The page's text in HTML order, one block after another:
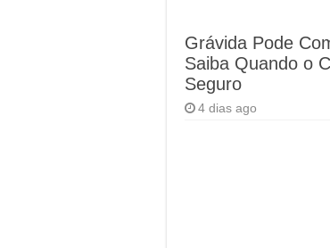
Grávida Pode
Saiba Quando o
Seguro
4 dias ago